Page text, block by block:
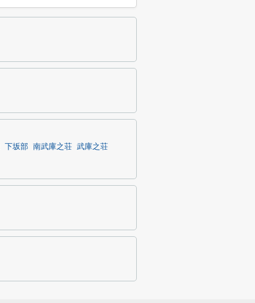
下坂部 南武庫之荘 武庫之荘